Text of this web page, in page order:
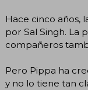
Hace cinco años,
por Sal Singh. La
compañeros
Pero Pippa ha
y no lo tiene tan